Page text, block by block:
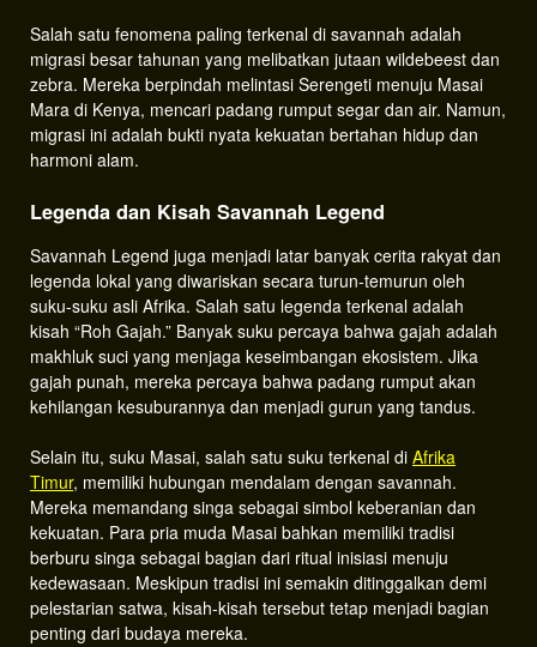
Salah satu fenomena paling terkenal di savannah adalah
migrasi besar tahunan yang melibatkan jutaan wildebeest dan
zebra. Mereka berpindah melintasi Serengeti menuju Masai
Mara di Kenya, mencari padang rumput segar dan air. Namun,
migrasi ini adalah bukti nyata kekuatan bertahan hidup dan
harmoni alam.
Legenda dan Kisah Savannah Legend
Savannah Legend juga menjadi latar banyak cerita rakyat dan
legenda lokal yang diwariskan secara turun-temurun oleh
suku-suku asli Afrika. Salah satu legenda terkenal adalah
kisah “Roh Gajah.” Banyak suku percaya bahwa gajah adalah
makhluk suci yang menjaga keseimbangan ekosistem. Jika
gajah punah, mereka percaya bahwa padang rumput akan
kehilangan kesuburannya dan menjadi gurun yang tandus.
Selain itu, suku Masai, salah satu suku terkenal di Afrika
Timur, memiliki hubungan mendalam dengan savannah.
Mereka memandang singa sebagai simbol keberanian dan
kekuatan. Para pria muda Masai bahkan memiliki tradisi
berburu singa sebagai bagian dari ritual inisiasi menuju
kedewasaan. Meskipun tradisi ini semakin ditinggalkan demi
pelestarian satwa, kisah-kisah tersebut tetap menjadi bagian
penting dari budaya mereka.